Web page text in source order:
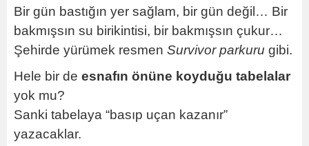
Bir gün bastığın yer sağlam, bir gün değil… Bir
bakmışsın su birikintisi, bir bakmışsın çukur…
Şehirde yürümek resmen Survivor parkuru gibi.
Hele bir de esnafın önüne koyduğu tabelalar
yok mu?
Sanki tabelaya “basıp uçan kazanır”
yazacaklar.